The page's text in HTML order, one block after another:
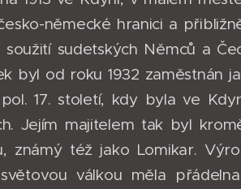
německé hranici a
sudetských Němců a
byl od roku 1932 zaměstnán
17. století, kdy byla ve
Jejím majitelem tak byl
známý též jako Lomikar.
válkou měla